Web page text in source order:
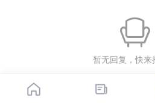
暂无回复，快来